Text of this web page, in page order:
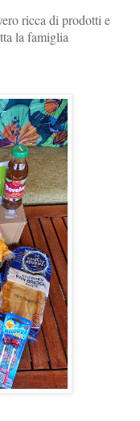
ricca di prodotti e
la famiglia